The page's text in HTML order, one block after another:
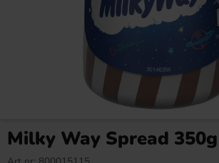
Milky Way Spread 350g